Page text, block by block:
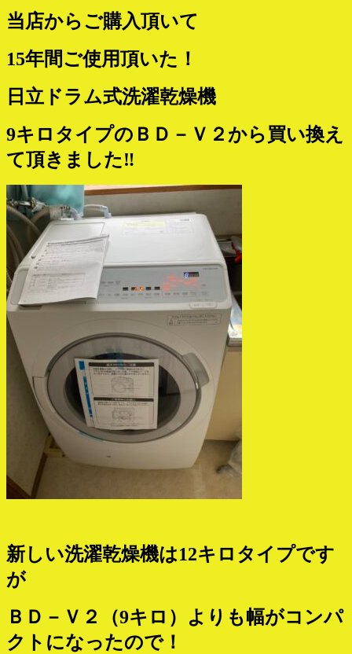
当店からご購入頂いて
15年間ご使用頂いた！
日立ドラム式洗濯乾燥機
9キロタイプのＢＤ－Ｖ２から買い換え
て頂きました‼
新しい洗濯乾燥機は12キロタイプです
が
ＢＤ－Ｖ２（9キロ）よりも幅がコンパ
クトになったので！